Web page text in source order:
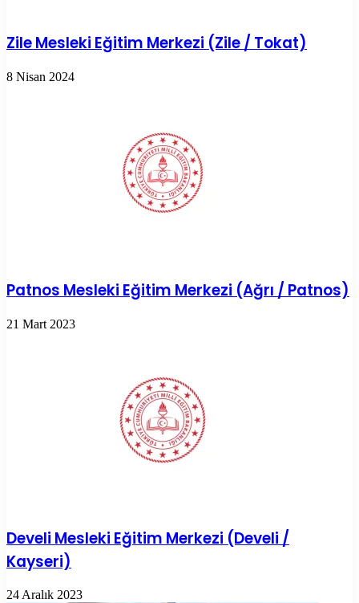
Zile Mesleki Eğitim Merkezi (Zile / Tokat)
8 Nisan 2024
Patnos Mesleki Eğitim Merkezi (Ağrı / Patnos)
21 Mart 2023
Develi Mesleki Eğitim Merkezi (Develi /
Kayseri)
24 Aralık 2023